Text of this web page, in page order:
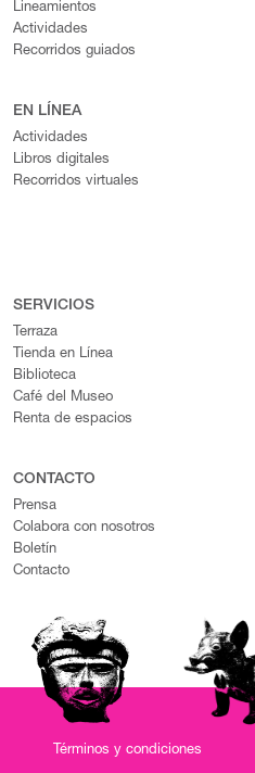
Lineamientos
Actividades
Recorridos guiados
EN LÍNEA
Actividades
Libros digitales
Recorridos virtuales
SERVICIOS
Terraza
Tienda en Línea
Biblioteca
Café del Museo
Renta de espacios
CONTACTO
Prensa
Colabora con nosotros
Boletín
Contacto
Términos y condiciones